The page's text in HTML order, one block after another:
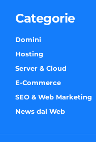
Categorie
Domini
Hosting
Server & Cloud
E-Commerce
SEO & Web Marketing
News dal Web